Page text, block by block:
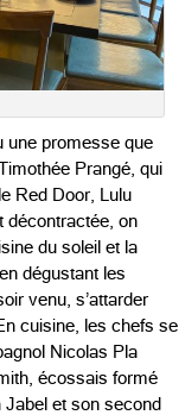
une promesse que
Prangé, qui
Red Door, Lulu
décontractée, on
du soleil et la
dégustant les
venu, s’attarder
cuisine, les chefs se
Nicolas Pla
écossais formé
Jabel et son second